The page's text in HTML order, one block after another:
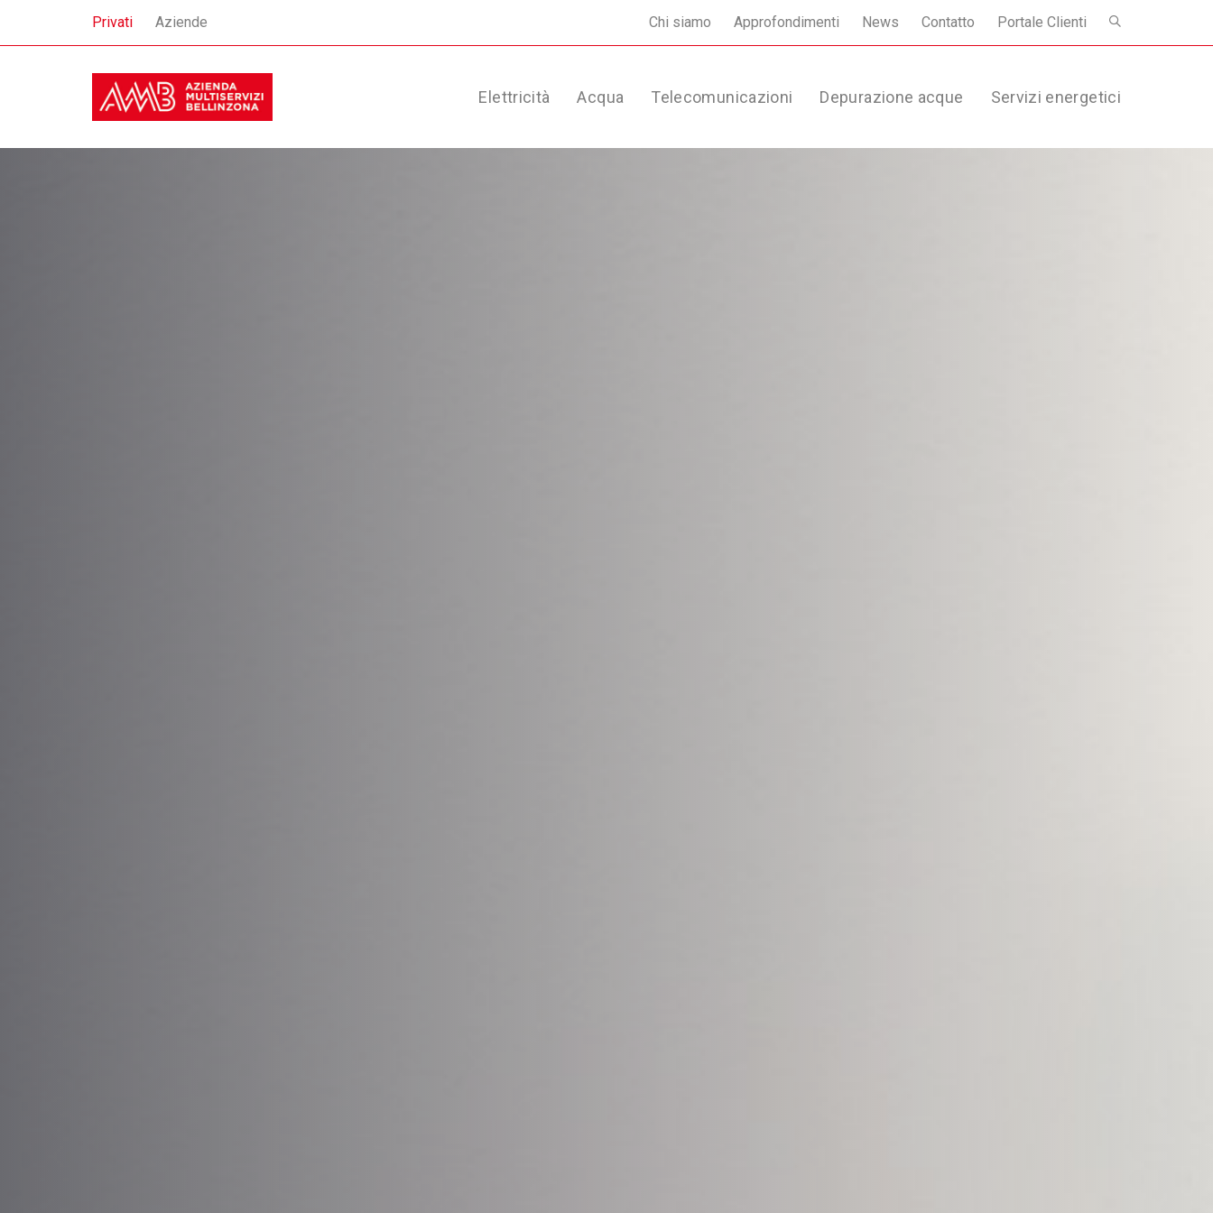
Privati Aziende Chi siamo Approfondimenti News Contatto Portale Clienti
Elettricità Acqua Telecomunicazioni Depurazione acque Servizi energetici